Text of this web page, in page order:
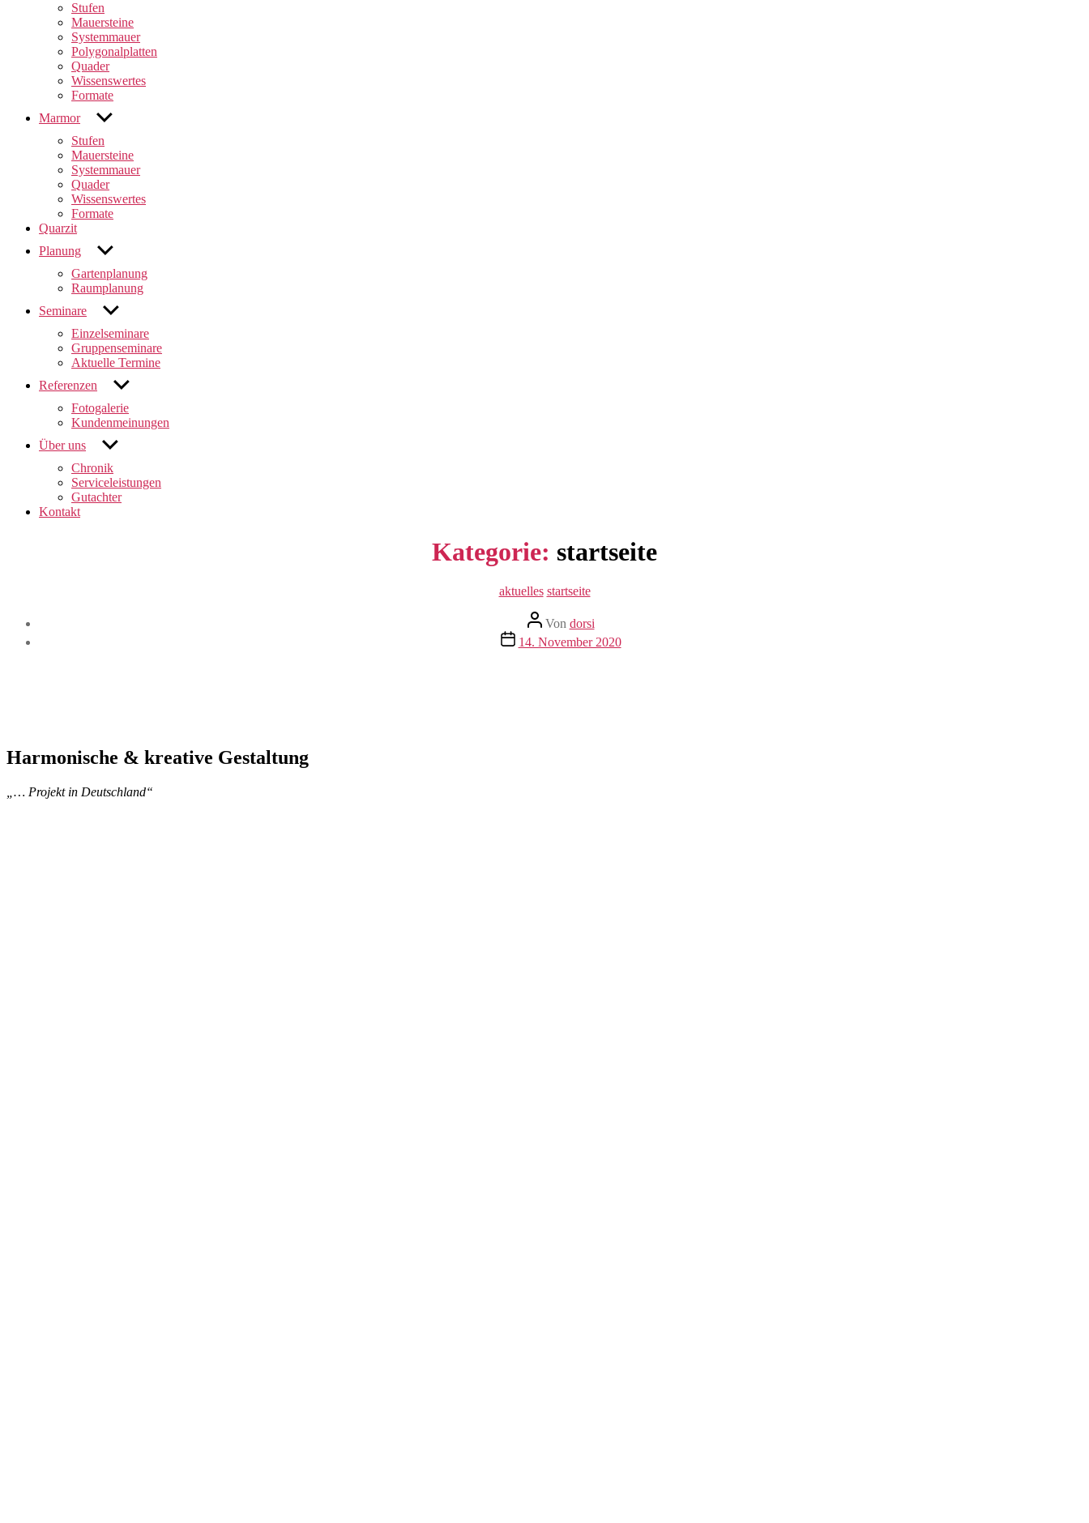
Stufen
Mauersteine
Systemmauer
Polygonalplatten
Quader
Wissenswertes
Formate
Marmor
untermenü
Stufen
Mauersteine
Systemmauer
Quader
Wissenswertes
Formate
Quarzit
Planung
untermenü
Gartenplanung
Raumplanung
Seminare
untermenü
Einzelseminare
Gruppenseminare
Aktuelle Termine
Referenzen
untermenü
Fotogalerie
Kundenmeinungen
Über uns
untermenü
Chronik
Serviceleistungen
Gutachter
Kontakt
Kategorie: startseite
Kategorien
aktuelles startseite
Beitragsautor
Von dorsi
Veröffentlichungsdatum
14. November 2020
Harmonische & kreative Gestaltung
„… Projekt in Deutschland“